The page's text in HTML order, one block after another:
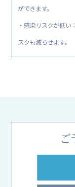
ができます。
・感染リスクが低
スクも減らせます。